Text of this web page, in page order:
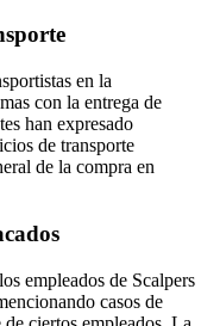
en la
con la entrega de
han expresado
de transporte
de la compra en
empleados de Scalpers
casos de